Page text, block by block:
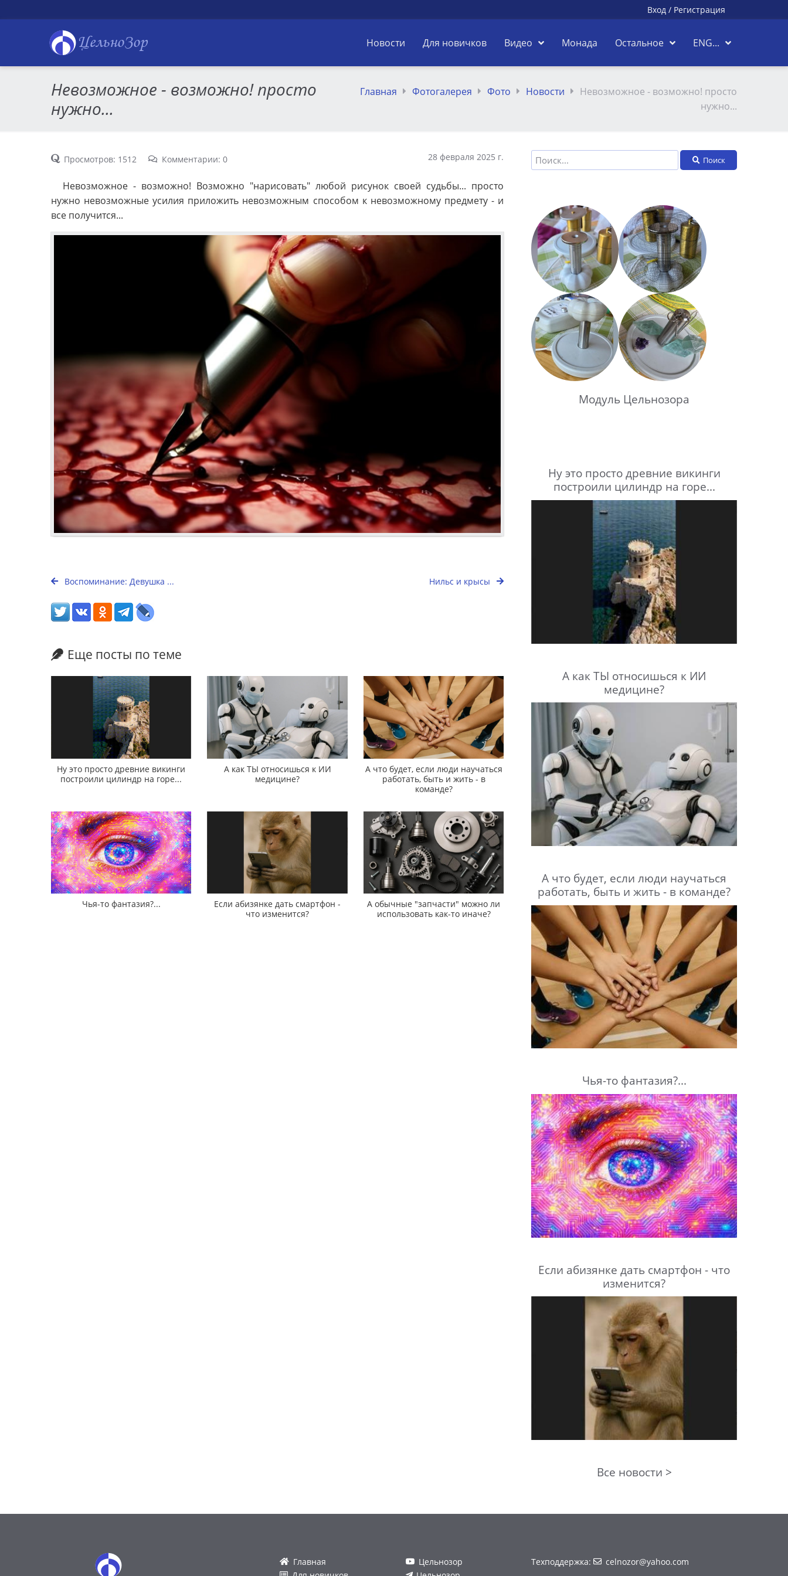
Вход / Регистрация
ЦельноЗор Новости Для новичков Видео Монада Остальное ENG...
Невозможное - возможно! просто
нужно...
Главная Фотогалерея Фото Новости
Невозможное - возможно! просто
нужно...
Просмотров: 1512 Комментарии: 0 28 февраля 2025 г.
Невозможное - возможно! Возможно "нарисовать" любой рисунок своей судьбы... просто
нужно невозможные усилия приложить невозможным способом к невозможному предмету - и
все получится...
Воспоминание: Девушка ... Нильс и крысы
Еще посты по теме
Ну это просто древние викинги
построили цилиндр на горе...
А как ТЫ относишься к ИИ
медицине?
А что будет, если люди научаться
работать, быть и жить - в
команде?
Чья-то фантазия?...
Если абизянке дать смартфон -
что изменится?
А обычные "запчасти" можно ли
использовать как-то иначе?
Поиск
Модуль Цельнозора
Ну это просто древние викинги
построили цилиндр на горе...
А как ТЫ относишься к ИИ
медицине?
А что будет, если люди научаться
работать, быть и жить - в команде?
Чья-то фантазия?...
Если абизянке дать смартфон - что
изменится?
Все новости >
Главная
Цельнозор
Техподдержка: celnozor@yahoo.com